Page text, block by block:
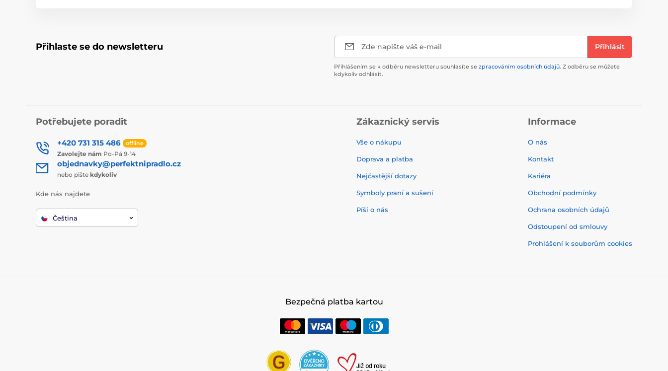
Přihlaste se do newsletteru Zde napište váš e-mail Přihlásit
Přihlášením se k odběru newsletteru souhlasíte se zpracováním osobních údajů. Z odběru se můžete
kdykoliv odhlásit.
Potřebujete poradit
+420 731 315 486 offline
Zavolejte nám Po-Pá 9-14
objednavky@perfektnipradlo.cz
nebo pište kdykoliv
Kde nás najdete
Čeština
Zákaznický servis
Vše o nákupu
Doprava a platba
Nejčastější dotazy
Symboly praní a sušení
Píší o nás
Informace
O nás
Kontakt
Kariéra
Obchodní podmínky
Ochrana osobních údajů
Odstoupení od smlouvy
Prohlášení k souborům cookies
Bezpečná platba kartou